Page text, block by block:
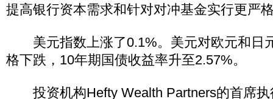
提高银行资本需求和针对对冲基金实行更严
美元指数上涨了0.1%。美元对欧元和日
格下跌，10年期国债收益率升至2.57%。
投资机构Hefty Wealth Partners的首席执